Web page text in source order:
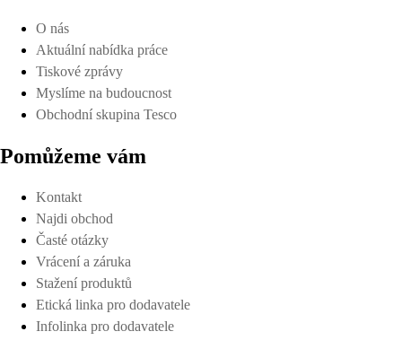
O nás
Aktuální nabídka práce
Tiskové zprávy
Myslíme na budoucnost
Obchodní skupina Tesco
Pomůžeme vám
Kontakt
Najdi obchod
Časté otázky
Vrácení a záruka
Stažení produktů
Etická linka pro dodavatele
Infolinka pro dodavatele